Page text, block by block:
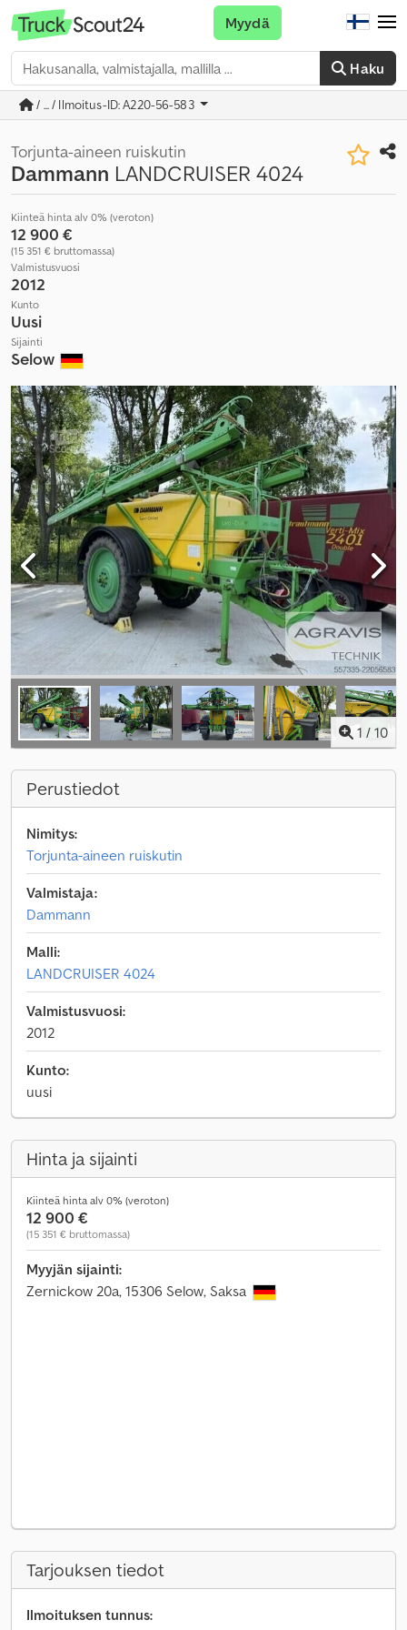
Haku
Myydä
/ ... / Ilmoitus-ID: A220-56-583
Torjunta-aineen ruiskutin
Dammann LANDCRUISER 4024
Kiinteä hinta alv 0% (veroton)
12 900 €
(15 351 € bruttomassa)
Valmistusvuosi
2012
Kunto
Uusi
Sijainti
Selow
1 / 10
Perustiedot
Nimitys:
Torjunta-aineen ruiskutin
Valmistaja:
Dammann
Malli:
LANDCRUISER 4024
Valmistusvuosi:
2012
Kunto:
uusi
Hinta ja sijainti
Kiinteä hinta alv 0% (veroton)
12 900 €
(15 351 € bruttomassa)
Myyjän sijainti:
Zernickow 20a, 15306 Selow, Saksa
Tarjouksen tiedot
Ilmoituksen tunnus: